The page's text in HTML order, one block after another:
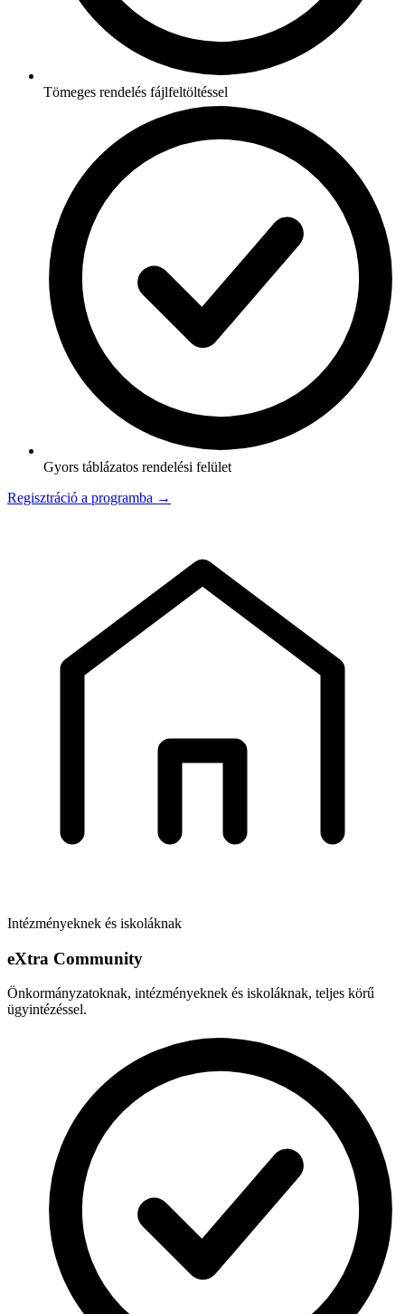
Tömeges rendelés fájlfeltöltéssel
Gyors táblázatos rendelési felület
Regisztráció a programba →
Intézményeknek és iskoláknak
eXtra Community
Önkormányzatoknak, intézményeknek és iskoláknak, teljes körű
ügyintézéssel.